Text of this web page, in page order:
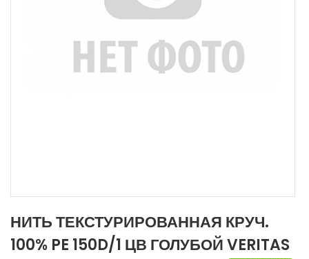
НИТЬ ТЕКСТУРИРОВАННАЯ КРУЧ.
100% PE 150D/1 ЦВ ГОЛУБОЙ VERITAS